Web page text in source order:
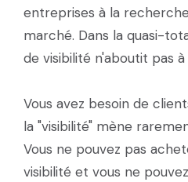
entreprises à la
marché. Dans la quasi-
de visibilité n'aboutit pas
Vous avez besoin de
la "visibilité" mène
Vous ne pouvez pas
visibilité et vous ne